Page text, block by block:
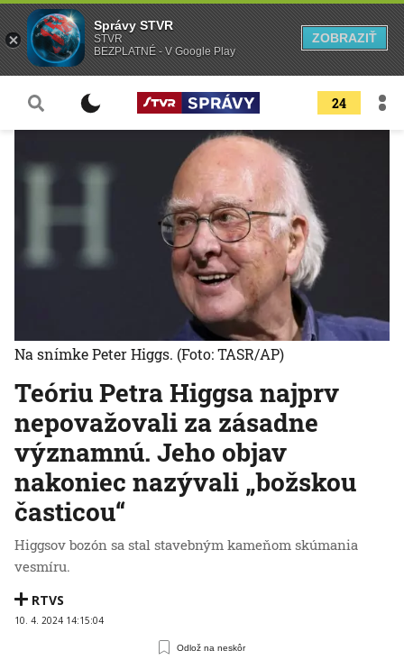
24
Teóriu Petra Higgsa najprv
nepovažovali za zásadne
významnú. Jeho objav
nakoniec nazývali „božskou
časticou“
Higgsov bozón sa stal stavebným kameňom skúmania
vesmíru.
RTVS
10. 4. 2024 14:15:04
Odlož na neskôr
Na snímke Peter Higgs. (Foto: TASR/AP)
Správy STVR
STVR
BEZPLATNÉ - V Google Play
ZOBRAZIŤ